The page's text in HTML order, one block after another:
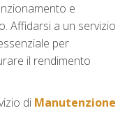
e
Affidarsi a un servizio
per
il rendimento
di Manutenzione